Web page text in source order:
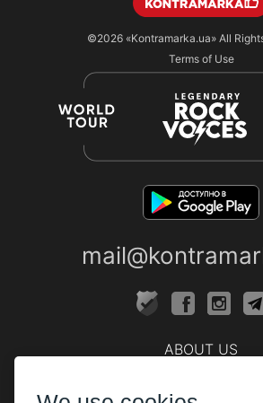
©2026 «Kontramarka.ua»All
Terms of Use
ABOUT US